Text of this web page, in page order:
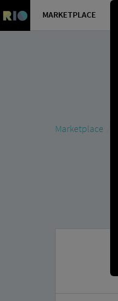
MARKETPLACE
Marketplace